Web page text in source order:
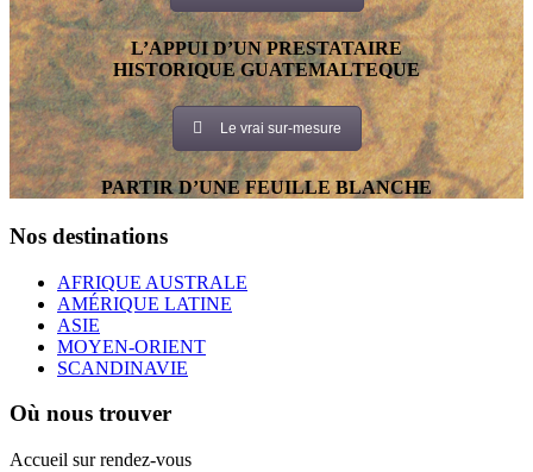
L’APPUI D’UN PRESTATAIRE
HISTORIQUE GUATEMALTEQUE
Le vrai sur-mesure
PARTIR D’UNE FEUILLE BLANCHE
Nos destinations
AFRIQUE AUSTRALE
AMÉRIQUE LATINE
ASIE
MOYEN-ORIENT
SCANDINAVIE
Où nous trouver
Accueil sur rendez-vous